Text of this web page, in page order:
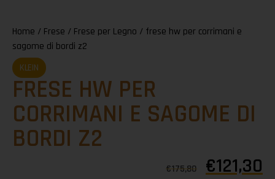
Home / Frese / Frese per Legno / frese hw per corrimani e
sagome di bordi z2
KLEIN
FRESE HW PER
CORRIMANI E SAGOME DI
BORDI Z2
€175,80 €121,30